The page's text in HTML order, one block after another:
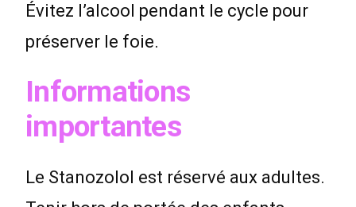
Évitez l’alcool pendant le cycle pour
préserver le foie.
Informations
importantes
Le Stanozolol est réservé aux adultes.